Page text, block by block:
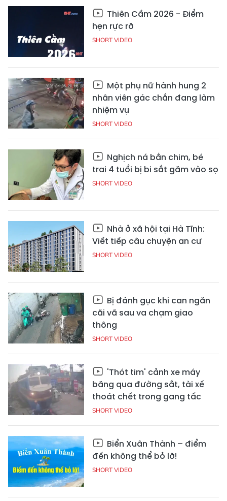
Thiên Cầm 2026 - Điểm
hẹn rực rỡ
SHORT VIDEO
Một phụ nữ hành hung 2
nhân viên gác chắn đang làm
nhiệm vụ
SHORT VIDEO
Nghịch ná bắn chim, bé
trai 4 tuổi bị bi sắt găm vào sọ
SHORT VIDEO
Nhà ở xã hội tại Hà Tĩnh:
Viết tiếp câu chuyện an cư
SHORT VIDEO
Bị đánh gục khi can ngăn
cãi vã sau va chạm giao
thông
SHORT VIDEO
'Thót tim' cảnh xe máy
băng qua đường sắt, tài xế
thoát chết trong gang tấc
SHORT VIDEO
Biển Xuân Thành – điểm
đến không thể bỏ lỡ!
SHORT VIDEO